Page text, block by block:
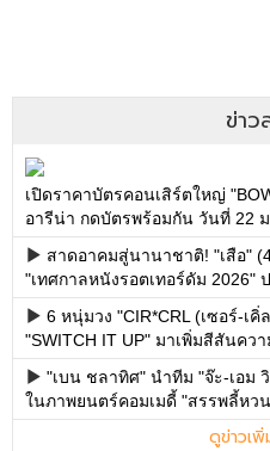
ข่าว
เปิดราคาบัตรคอนเสิร์ตใหญ่
อารีน่า กดบัตรพร้อมกัน วันที่ 22
สาดอาคมสู่นานาชาติ! "เสือ"
"เทศกาลหนังรอตเทอร์ดัม 2026"
6 หนุ่มวง "CIR*CRL (เซอร์-เคิ่
"SWITCH IT UP" มาเพิ่มสีสันคว
"เบน ชลาทิศ" นำทีม "จ๊ะ-เอม
ในภาพยนตร์คอมเมดี้ "สรรพลี้หว
ดูข่าวเพิ่